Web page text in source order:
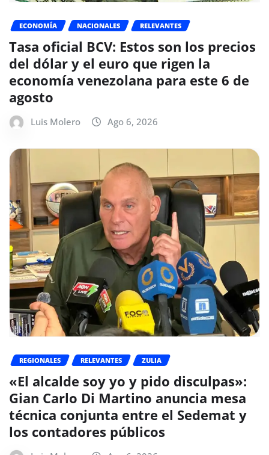
ECONOMÍA NACIONALES RELEVANTES
Tasa oficial BCV: Estos son los precios
del dólar y el euro que rigen la
economía venezolana para este 6 de
agosto
Luis Molero Ago 6, 2026
REGIONALES RELEVANTES ZULIA
«El alcalde soy yo y pido disculpas»:
Gian Carlo Di Martino anuncia mesa
técnica conjunta entre el Sedemat y
los contadores públicos